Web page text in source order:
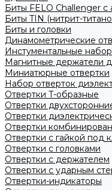
Биты FELO Challenger
Биты TIN (нитрит-
Биты и головки
Динамометрические
Инстументальные
Магнитные держатели
Миниатюрные отвертки
Набор отверток
Отвертки T-образные
Отвертки
Отвертки
Отвертки
Отвертки с гайкой под
Отвертки с головками
Отвертки с держателем
Отвертки с ударным
Отвертки-индикаторы